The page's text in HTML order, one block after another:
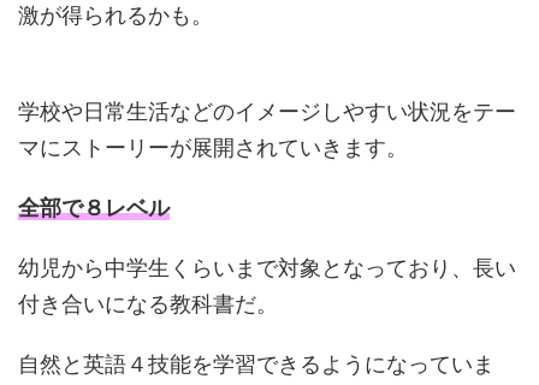
激が得られるかも。
学校や日常生活などのイメージしやすい状況をテー
マにストーリーが展開されていきます。
全部で８レベル
幼児から中学生くらいまで対象となっており、長い
付き合いになる教科書だ。
自然と英語４技能を学習できるようになっていま